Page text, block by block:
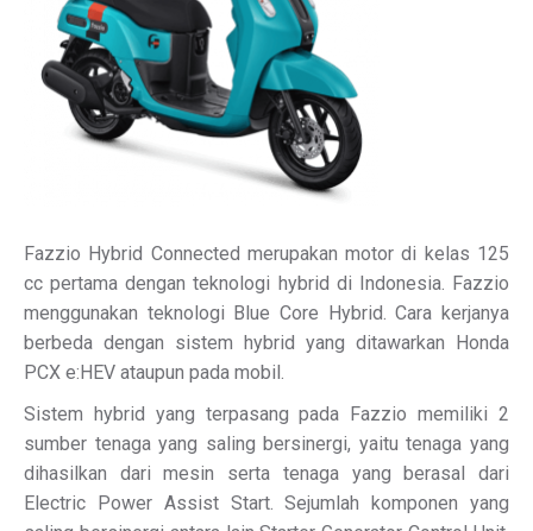
Fazzio Hybrid Connected merupakan motor di kelas 125
cc pertama dengan teknologi hybrid di Indonesia. Fazzio
menggunakan teknologi Blue Core Hybrid. Cara kerjanya
berbeda dengan sistem hybrid yang ditawarkan Honda
PCX e:HEV ataupun pada mobil.
Sistem hybrid yang terpasang pada Fazzio memiliki 2
sumber tenaga yang saling bersinergi, yaitu tenaga yang
dihasilkan dari mesin serta tenaga yang berasal dari
Electric Power Assist Start. Sejumlah komponen yang